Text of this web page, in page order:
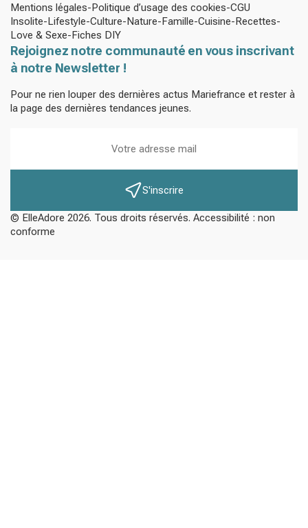
Mentions légales Politique d’usage des cookies CGU
Insolite Lifestyle Culture Nature Famille Cuisine Recettes
Love & Sexe Fiches DIY
Rejoignez notre communauté en vous inscrivant
à notre Newsletter !
Pour ne rien louper des dernières actus Mariefrance et rester à
la page des dernières tendances jeunes.
S'inscrire
© ElleAdore 2026. Tous droits réservés. Accessibilité : non
conforme